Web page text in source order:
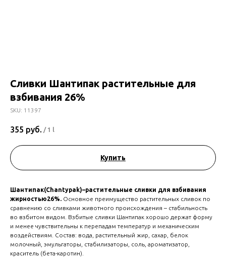
Сливки Шантипак растительные для
взбивания 26%
SKU: 11397
355 руб. / 1 l
Купить
Шантипак(Chantypak)–растительные сливки для взбивания
жирностью26%. Основное преимущество растительных сливок по
сравнению со сливками животного происхождения – стабильность
во взбитом видом. Взбитые сливки Шантипак хорошо держат форму
и менее чувствительны к перепадам температур и механическим
воздействиям. Состав: вода, растительный жир, сахар, белок
молочный, эмульгаторы, стабилизаторы, соль, ароматизатор,
краситель (бета-каротин).